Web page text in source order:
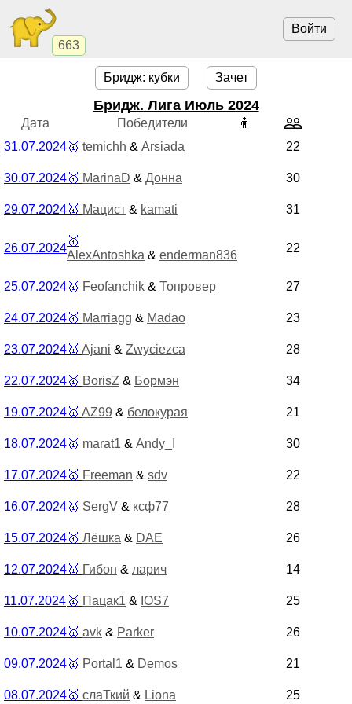
663
Войти
Бридж: кубки Зачет
Бридж. Лига Июль 2024
Дата Победители
🧍
31.07.2024🥇 temichh & Arsiada 22
30.07.2024🥇 MarinaD & Донна 30
29.07.2024🥇 Мацист & kamati 31
26.07.2024
🥇
AlexAntoshka & enderman836
22
25.07.2024🥇 Feofanchik & Топровер 27
24.07.2024🥇 Marriagg & Madao 23
23.07.2024🥇 Ajani & Zwyciezca 28
22.07.2024🥇 BorisZ & Бормэн 34
19.07.2024🥇 AZ99 & белокурая 21
18.07.2024🥇 marat1 & Andy_I 30
17.07.2024🥇 Freeman & sdv 22
16.07.2024🥇 SergV & ксф77 28
15.07.2024🥇 Лёшка & DAE 26
12.07.2024🥇 Гибон & ларич 14
11.07.2024 🥇 Пацак1 & IOS7 25
10.07.2024🥇 avk & Parker 26
09.07.2024🥇 Portal1 & Demos 21
08.07.2024🥇 слаТкий & Liona 25